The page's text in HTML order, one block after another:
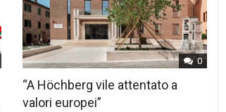
0
“A Höchberg vile attentato a
valori europei”